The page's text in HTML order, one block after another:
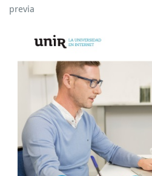
previa